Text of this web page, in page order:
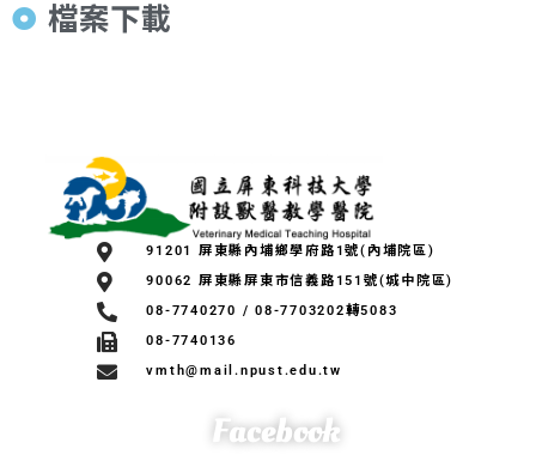
檔案下載
91201 屏東縣內埔鄉學府路1號(內埔院區)
90062 屏東縣屏東市信義路151號(城中院區)
08-7740270 / 08-7703202轉5083
08-7740136
vmth@mail.npust.edu.tw
Facebook